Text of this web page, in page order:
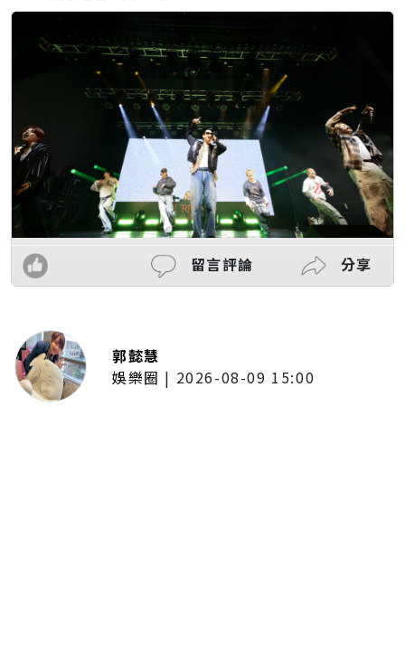
留言評論 分享
郭懿慧
娛樂圈 | 2026-08-09 15:00